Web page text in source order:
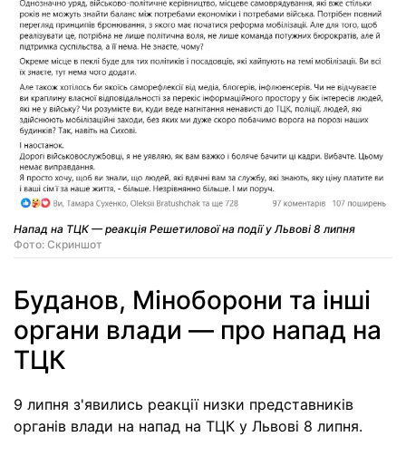
Напад на ТЦК — реакція Решетилової на події у Львові 8 липня
Фото: Скриншот
Буданов, Міноборони та інші
органи влади — про напад на
ТЦК
9 липня з'явились реакції низки представників
органів влади на напад на ТЦК у Львові 8 липня.